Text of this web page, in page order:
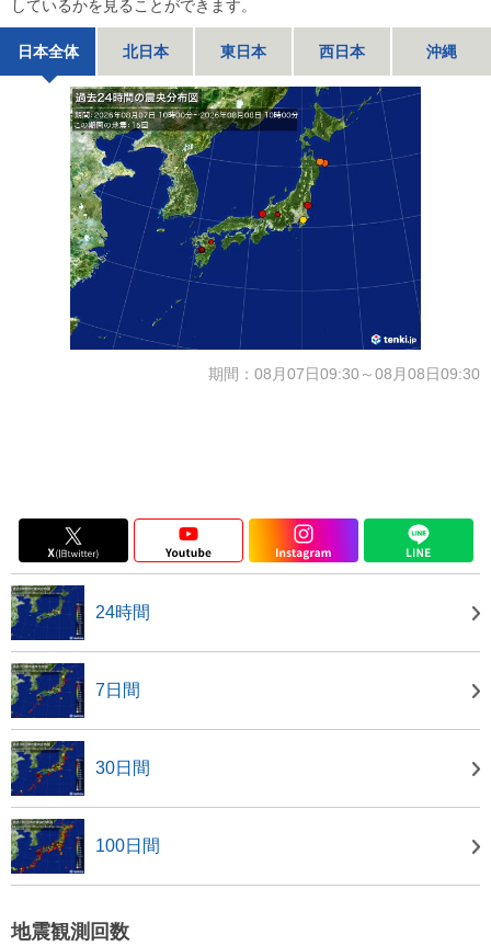
しているかを見ることができます。
日本全体 北日本 東日本 西日本 沖縄
期間：08月07日09:30～08月08日09:30
24時間
7日間
30日間
100日間
地震観測回数